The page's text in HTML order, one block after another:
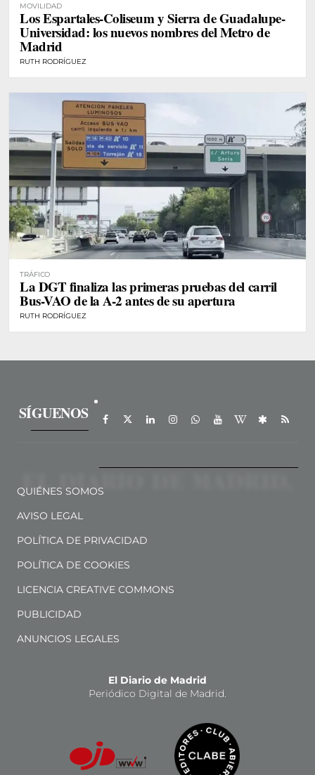
MOVILIDAD
Los Espartales-Coliseum y Sierra de Guadalupe-
Universidad: los nuevos nombres del Metro de
Madrid
RUTH RODRÍGUEZ
TRÁFICO
La DGT finaliza las primeras pruebas del carril
Bus-VAO de la A-2 antes de su apertura
RUTH RODRÍGUEZ
SÍGUENOS
QUIÉNES SOMOS
AVISO LEGAL
POLÍTICA DE PRIVACIDAD
POLÍTICA DE COOKIES
LICENCIA CREATIVE COMMONS
PUBLICIDAD
ANUNCIOS LEGALES
El Diario de Madrid
Periódico Digital de Madrid.